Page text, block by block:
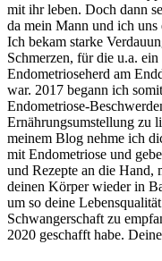
mit ihr leben. Doch dann
da mein Mann und ich
Ich bekam starke
Schmerzen, für die u.a. ein
Endometrioseherd am
war. 2017 begann ich
Endometriose-
Ernährungsumstellung zu
meinem Blog nehme ich
mit Endometriose und
und Rezepte an die Hand,
deinen Körper wieder in
um so deine
Schwangerschaft zu
2020 geschafft habe.